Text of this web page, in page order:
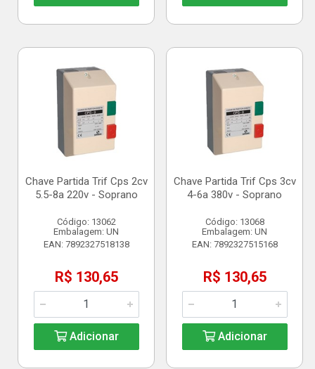
Chave Partida Trif Cps 2cv
5.5-8a 220v - Soprano
Código: 13062
Embalagem: UN
EAN: 7892327518138
R$ 130,65
Adicionar
Chave Partida Trif Cps 3cv
4-6a 380v - Soprano
Código: 13068
Embalagem: UN
EAN: 7892327515168
R$ 130,65
Adicionar